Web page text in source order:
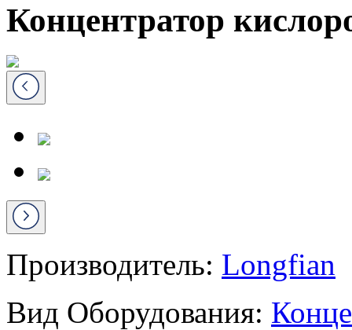
Концентратор
Производитель: Longfian
Вид Оборудования: